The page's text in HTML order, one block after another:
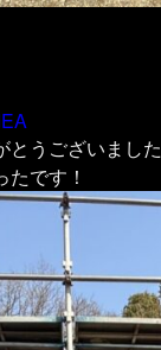
とうございました
です！